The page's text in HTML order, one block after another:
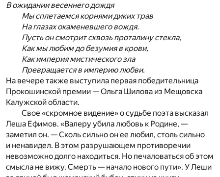
В ожидании весеннего дождя
Мы сплетаемся корнями диких трав
На глазах окаменевшего вождя.
Пусть он смотрит сквозь проталину стекла,
Как мы любим до безумия в крови,
Как империя мистического зла
Превращается в империю любви.
На вечере также выступила первая победительница
Прокошинской премии — Ольга Шилова из Мещовска
Калужской области.
Свое «скромное видение» о судьбе поэта высказал
Леша Ефимов. «Валеру убила любовь к Родине, —
заметил он. — Сколь сильно он ее любил, столь сильно
и ненавидел. В этом разрушающем противоречии
невозможно долго находиться. Но печаловаться об этом
смысла не вижу. Смерть — начало нового пути». У Леши